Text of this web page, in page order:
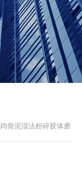
鸡骨泥湿法粉碎胶体磨